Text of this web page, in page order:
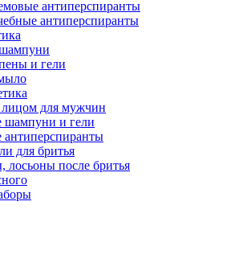
антиперспиранты
антиперспиранты
и гели
лицом для мужчин
и гели
для бритья
лосьоны после бритья